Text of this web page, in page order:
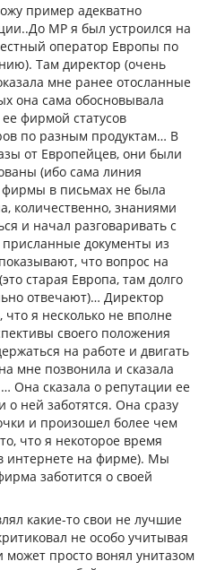
пример адекватно
МР я был устроился на
оператор Европы по
Там директор (очень
мне ранее отосланные
она сама обосновывала
фирмой статусов
по разным продуктам… В
от Европейцев, они были
(ибо сама линия
фирмы в письмах не была
количественно, знаниями
и начал разговаривать с
документы из
что вопрос на
старая Европа, там долго
отвечают)… Директор
я несколько не вполне
своего положения
на работе и двигать
мне позвонила и сказала
Она сказала о репутации ее
о ней заботятся. Она сразу
и произошел более чем
что я некоторое время
интернете на фирме). Мы
заботится о своей
какие-то свои не лучшие
не особо учитывая
просто вонял унитазом